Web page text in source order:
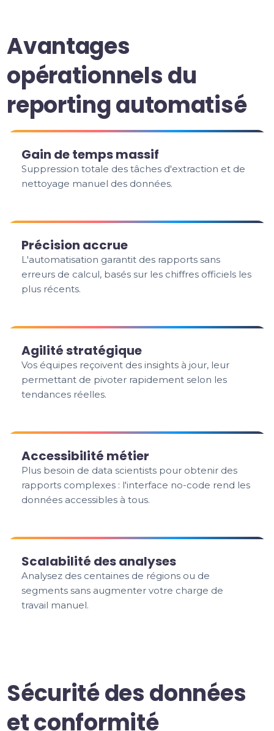
Avantages
opérationnels du
reporting automatisé
Gain de temps massif
Suppression totale des tâches d'extraction et de
nettoyage manuel des données.
Précision accrue
L'automatisation garantit des rapports sans
erreurs de calcul, basés sur les chiffres officiels les
plus récents.
Agilité stratégique
Vos équipes reçoivent des insights à jour, leur
permettant de pivoter rapidement selon les
tendances réelles.
Accessibilité métier
Plus besoin de data scientists pour obtenir des
rapports complexes : l'interface no-code rend les
données accessibles à tous.
Scalabilité des analyses
Analysez des centaines de régions ou de
segments sans augmenter votre charge de
travail manuel.
Sécurité des données
et conformité